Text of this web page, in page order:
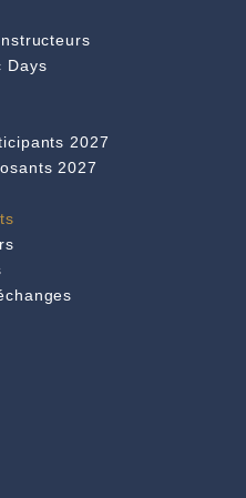
Days
2027
2027